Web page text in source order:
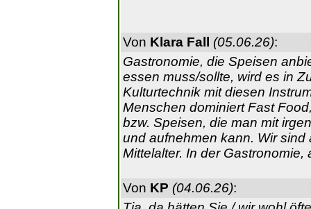
Von Klara Fall (05.06.26):
Gastronomie, die Speisen
essen muss/sollte, wird es in
Kulturtechnik mit diesen
Menschen dominiert Fast
bzw. Speisen, die man mit
und aufnehmen kann. Wir
Mittelalter. In der Gastronomie,
Von KP (04.06.26):